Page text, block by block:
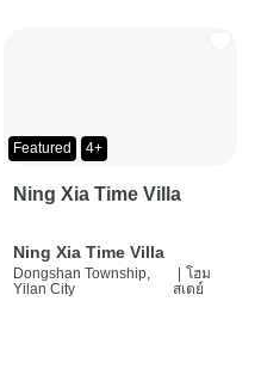
Featured 4+
Ning Xia Time Villa
Ning Xia Time Villa
Dongshan Township,
Yilan City
โฮม
สเตย์